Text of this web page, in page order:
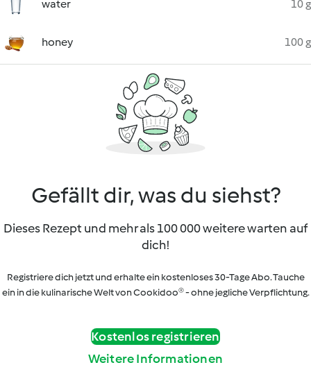
water 10 g
honey 100 g
Gefällt dir, was du siehst?
Dieses Rezept und mehr als 100 000 weitere warten auf
dich!
Registriere dich jetzt und erhalte ein kostenloses 30-Tage Abo. Tauche
ein in die kulinarische Welt von Cookidoo® - ohne jegliche Verpflichtung.
Kostenlos registrieren
Weitere Informationen